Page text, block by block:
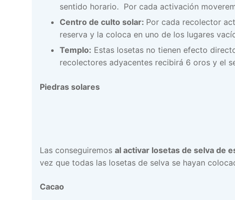
sentido horario. Por cada activación
Centro de culto solar: Por cada recolector
reserva y la coloca en uno de los lugares
Templo: Estas losetas no tienen efecto
recolectores adyacentes recibirá 6 oros y el
Piedras solares
Las conseguiremos al activar losetas de selva de
vez que todas las losetas de selva se hayan
Cacao